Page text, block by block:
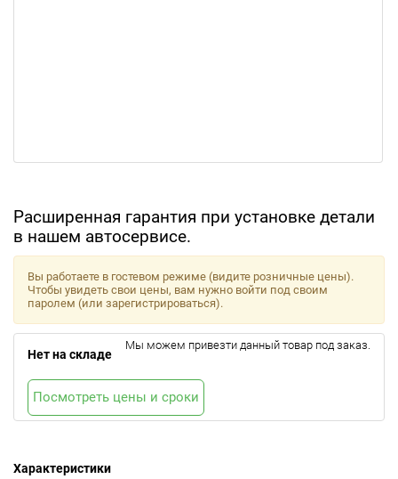
Расширенная гарантия при установке детали
в нашем автосервисе.
Характеристики
Вы работаете в гостевом режиме (видите розничные цены).
Чтобы увидеть свои цены, вам нужно войти под своим
паролем (или зарегистрироваться).
Нет на складе
Мы можем привезти данный товар под заказ.
Посмотреть цены и сроки